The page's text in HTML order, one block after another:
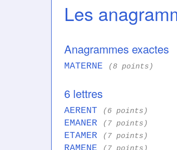
Les
Anagrammes exactes
MATERNE (8 points)
6 lettres
AERENT (6 points)
EMANER (7 points)
ETAMER (7 points)